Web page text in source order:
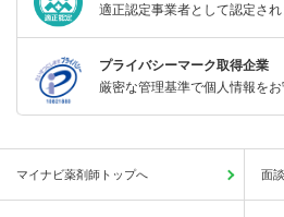
適正認定事業者として認定され
プライバシーマーク取得企業
厳密な管理基準で個人情報をお
マイナビ薬剤師トップへ 面